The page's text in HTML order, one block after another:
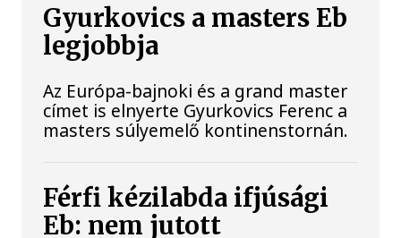
Gyurkovics a masters Eb
legjobbja
Az Európa-bajnoki és a grand master
címet is elnyerte Gyurkovics Ferenc a
masters súlyemelő kontinenstornán.
Férfi kézilabda ifjúsági
Eb: nem jutott